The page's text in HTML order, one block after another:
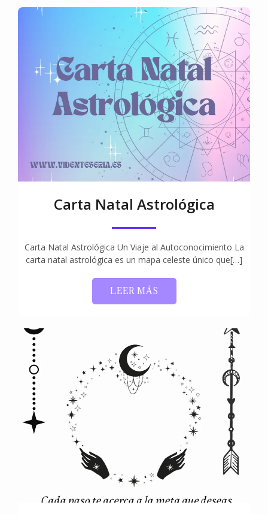
Carta Natal Astrológica
Carta Natal Astrológica Un Viaje al Autoconocimiento La
carta natal astrológica es un mapa celeste único que[…]
LEER MÁS